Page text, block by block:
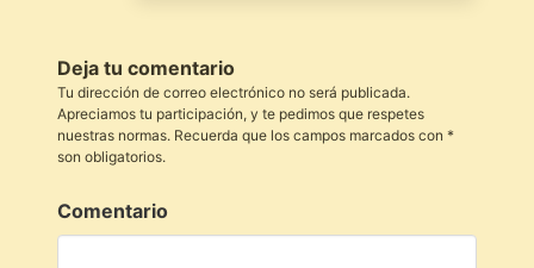
Deja tu comentario
Tu dirección de correo electrónico no será publicada.
Apreciamos tu participación, y te pedimos que respetes
nuestras normas. Recuerda que los campos marcados con *
son obligatorios.
Comentario